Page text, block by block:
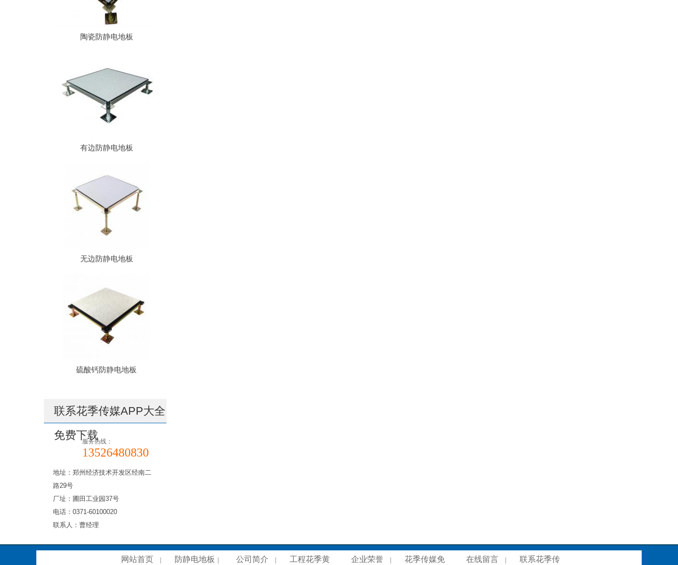
陶瓷防静电地板
有边防静电地板
无边防静电地板
硫酸钙防静电地板
联系花季传媒APP大全
免费下载
服务热线：
13526480830
地址：郑州经济技术开发区经南二
路29号
厂址：圃田工业园37号
电话：0371-60100020
联系人：曹经理
网站首页 防静电地板 公司简介 工程花季黄 企业荣誉 花季传媒免 在线留言 联系花季传